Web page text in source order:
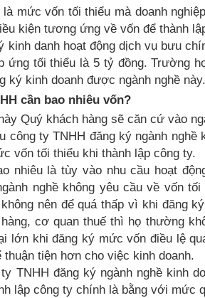
mức vốn tối thiểu mà doanh
kiện tương ứng về vốn để thành
kinh danh hoạt động dịch vụ bưu
ứng tối thiểu là 5 tỷ đồng. Trường
ký kinh doanh được ngành nghề này.
cần bao nhiêu vốn?
Quý khách hàng sẽ căn cứ vào
ty TNHH đăng ký ngành nghề
vốn tối thiểu khi thành lập công ty.
nhiêu là tùy vào nhu cầu hoạt
nghề không yêu cầu về vốn
nên để quá thấp vì khi đăng
cơ quan thuế thì họ thường
lớn khi đăng ký mức vốn điều lệ
tiện hơn cho việc kinh doanh.
TNHH đăng ký ngành nghề kinh
lập công ty chính là bằng với mức